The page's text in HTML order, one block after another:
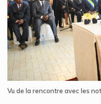
Vu de la rencontre avec les